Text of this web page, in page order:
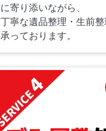
に寄り添いながら、
丁寧な遺品整理・生前整
承っております。